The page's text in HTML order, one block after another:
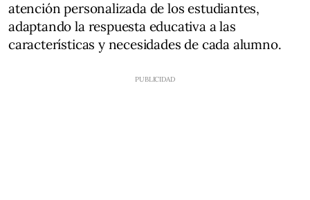
atención personalizada de los estudiantes,
adaptando la respuesta educativa a las
características y necesidades de cada alumno.